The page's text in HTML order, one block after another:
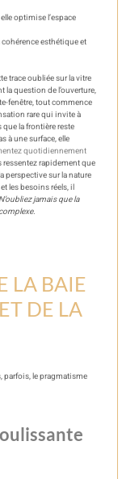
optimise l’espace
esthétique et
trace oubliée sur la vitre
la question de l’ouverture,
fenêtre, tout commence
rare qui invite à
que la frontière reste
à une surface, elle
quotidiennement
ressentez rapidement que
perspective sur la nature
les besoins réels, il
N’oubliez jamais que la
LA BAIE
DE LA
parfois, le pragmatisme